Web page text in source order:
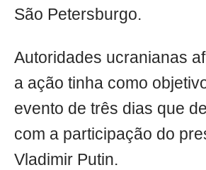
São Petersburgo.
Autoridades ucranianas
a ação tinha como
evento de três dias que
com a participação do
Vladimir Putin.